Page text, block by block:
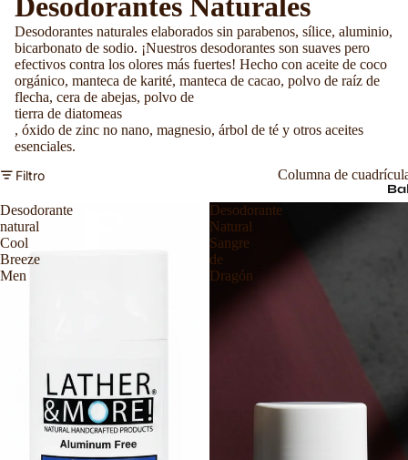
Desodorantes naturales elaborados sin parabenos, sílice, aluminio,
bicarbonato de sodio. ¡Nuestros desodorantes son suaves pero
efectivos contra los olores más fuertes! Hecho con aceite de coco
orgánico, manteca de karité, manteca de cacao, polvo de raíz de
flecha, cera de abejas, polvo de
tierra de diatomeas
, óxido de zinc no nano, magnesio, árbol de té y otros aceites
esenciales.
Filtro
Columna de
Desodorante
natural
Cool
Breeze
Men
Desodorante
Natural
Sangre
de
Dragón